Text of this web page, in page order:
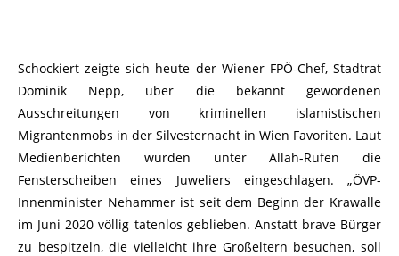
Schockiert zeigte sich heute der Wiener FPÖ-Chef, Stadtrat
Dominik Nepp, über die bekannt gewordenen
Ausschreitungen von kriminellen islamistischen
Migrantenmobs in der Silvesternacht in Wien Favoriten. Laut
Medienberichten wurden unter Allah-Rufen die
Fensterscheiben eines Juweliers eingeschlagen. „ÖVP-
Innenminister Nehammer ist seit dem Beginn der Krawalle
im Juni 2020 völlig tatenlos geblieben. Anstatt brave Bürger
zu bespitzeln, die vielleicht ihre Großeltern besuchen, soll